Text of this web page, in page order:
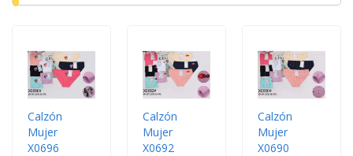
Calzón
Mujer
X0696
Calzón
Mujer
X0692
Calzón
Mujer
X0690